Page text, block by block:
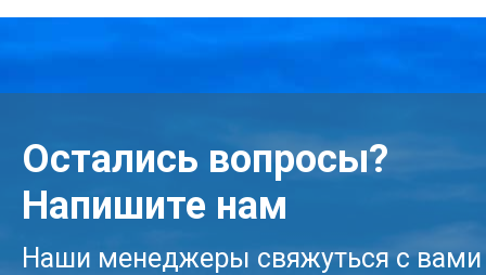
Остались вопросы?
Напишите нам
Наши менеджеры свяжуться с вами